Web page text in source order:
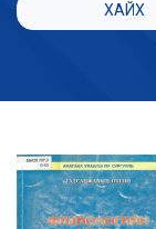
ХАЙХ